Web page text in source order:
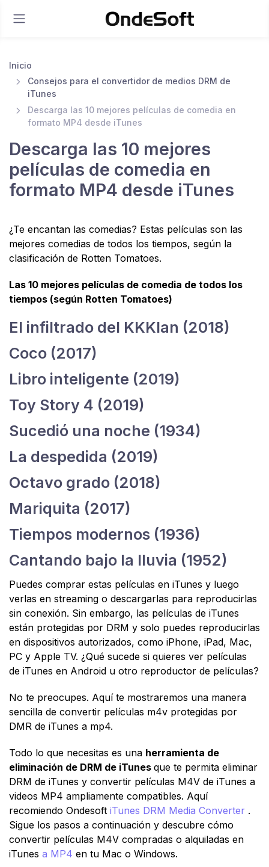
Inicio
Consejos para el convertidor de medios DRM de
iTunes
Descarga las 10 mejores películas de comedia en
formato MP4 desde iTunes
Descarga las 10 mejores
películas de comedia en
formato MP4 desde iTunes
¿Te encantan las comedias? Estas películas son las
mejores comedias de todos los tiempos, según la
clasificación de Rotten Tomatoes.
Las 10 mejores películas de comedia de todos los
tiempos (según Rotten Tomatoes)
El infiltrado del KKKlan (2018)
Coco (2017)
Libro inteligente (2019)
Toy Story 4 (2019)
Sucedió una noche (1934)
La despedida (2019)
Octavo grado (2018)
Mariquita (2017)
Tiempos modernos (1936)
Cantando bajo la lluvia (1952)
Puedes comprar estas películas en iTunes y luego
verlas en streaming o descargarlas para reproducirlas
sin conexión. Sin embargo, las películas de iTunes
están protegidas por DRM y solo puedes reproducirlas
en dispositivos autorizados, como iPhone, iPad, Mac,
PC y Apple TV. ¿Qué sucede si quieres ver películas
de iTunes en Android u otro reproductor de películas?
No te preocupes. Aquí te mostraremos una manera
sencilla de convertir películas m4v protegidas por
DMR de iTunes a mp4.
Todo lo que necesitas es una herramienta de
eliminación de DRM de iTunes que te permita eliminar
DRM de iTunes y convertir películas M4V de iTunes a
videos MP4 ampliamente compatibles. Aquí
recomiendo Ondesoft iTunes DRM Media Converter .
Sigue los pasos a continuación y descubre cómo
convertir películas M4V compradas o alquiladas en
iTunes a MP4 en tu Mac o Windows.